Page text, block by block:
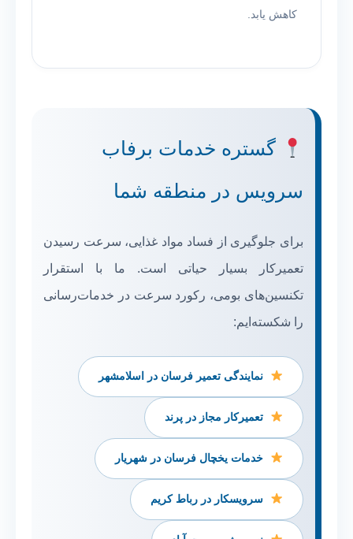
کاهش یابد.
گستره خدمات برفاب
سرویس در منطقه شما
برای جلوگیری از فساد مواد غذایی، سرعت رسیدن
تعمیرکار بسیار حیاتی است. ما با استقرار
تکنسین‌های بومی، رکورد سرعت در خدمات‌رسانی
را شکسته‌ایم:
نمایندگی تعمیر فرسان در اسلامشهر
تعمیرکار مجاز در پرند
خدمات یخچال فرسان در شهریار
سرویسکار در رباط کریم